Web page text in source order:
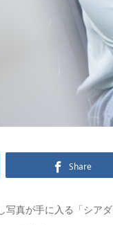
Share
写真が手に入る「シア